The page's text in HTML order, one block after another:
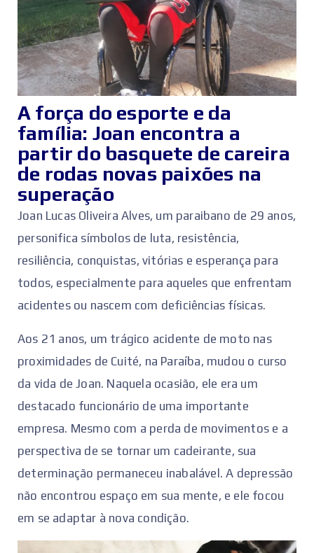
A força do esporte e da
família: Joan encontra a
partir do basquete de careira
de rodas novas paixões na
superação
Joan Lucas Oliveira Alves, um paraibano de 29 anos,
personifica símbolos de luta, resistência,
resiliência, conquistas, vitórias e esperança para
todos, especialmente para aqueles que enfrentam
acidentes ou nascem com deficiências físicas.
Aos 21 anos, um trágico acidente de moto nas
proximidades de Cuité, na Paraíba, mudou o curso
da vida de Joan. Naquela ocasião, ele era um
destacado funcionário de uma importante
empresa. Mesmo com a perda de movimentos e a
perspectiva de se tornar um cadeirante, sua
determinação permaneceu inabalável. A depressão
não encontrou espaço em sua mente, e ele focou
em se adaptar à nova condição.